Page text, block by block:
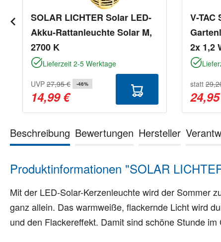
SOLAR LICHTER Solar LED-
Akku-Rattanleuchte Solar M,
2700 K
Lieferzeit 2-5 Werktage
UVP 27,95 € -46%
14,99 €
V-TAC
2x 1,2
statt
Beschreibung Bewertungen Hersteller
Produktinformationen "SOLAR
Mit der LED-Solar-Kerzenleuchte wird der Sommer
ganz allein. Das warmweiße, flackernde Licht wird
und den Flackereffekt. Damit sind schöne Stunde